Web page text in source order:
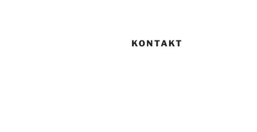
KONTAKT